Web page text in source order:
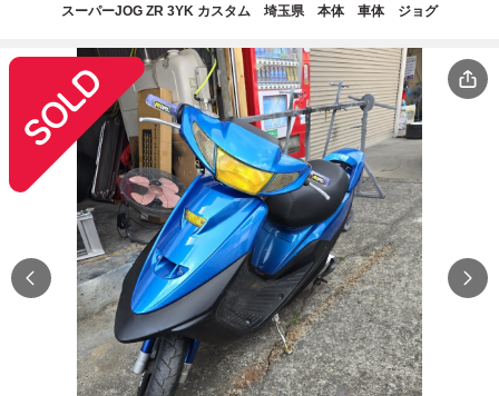
スーパーJOG ZR 3YK カスタム 埼玉県 本体 車体 ジョグ